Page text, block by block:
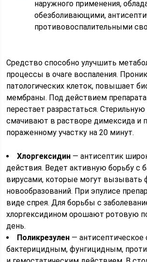
наружного применения,
обезболивающими,
противовоспалительными
Средство способно улучшить
процессы в очаге воспаления.
патологических клеток, повышает
мембраны. Под действием препарата
перестает разрастаться.
смачивают в растворе димексида и
пораженному участку на 20 минут.
Хлоргексидин ― антисептик
действия. Ведет активную борьбу с
вирусами, которые могут вызывать
новообразований. При эпулисе
виде спрея. Для борьбы с
хлоргексидином орошают ротовую
день.
Поликрезулен ― антисептическое
бактерицидным, фунгицидным,